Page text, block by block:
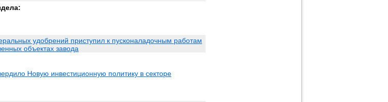
удобрений приступил к пусконаладочным работам
объектах завода
Новую инвестиционную политику в секторе